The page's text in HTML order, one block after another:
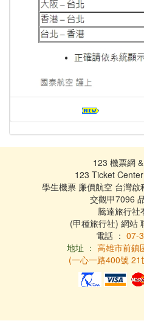
123 機票網
123 Ticket
學生機票 廉價航空 台灣
交觀甲7096
騰達旅行社
(甲種旅行社) 網站
電話 ： 07-
地址 ： 高雄市前鎮
(一心一路400號 21